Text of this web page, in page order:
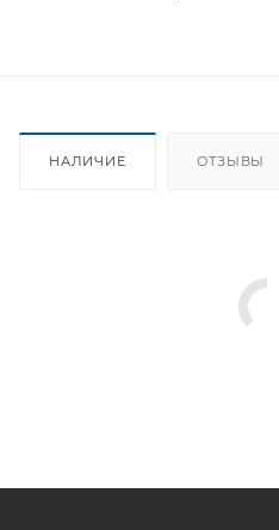
НАЛИЧИЕ ОТЗЫВЫ